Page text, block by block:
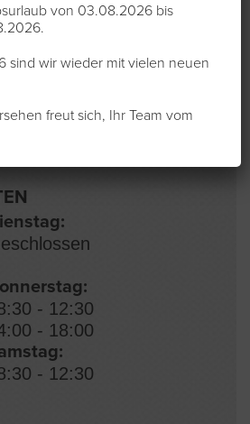
- 12:30
- 18:00
- 12:30
von 03.08.2026 bis
sind wir wieder mit vielen neuen
freut sich, Ihr Team vom